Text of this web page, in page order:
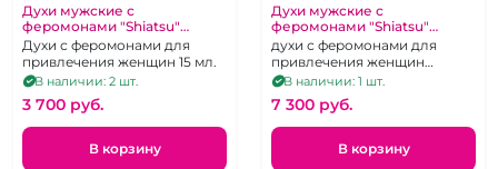
Духи мужские с
феромонами "Shiatsu"
DarkBlue 15 мл.
Духи с феромонами для
привлечения женщин 15 мл.
В наличии: 2 шт.
3 700 pуб.
В корзину
Духи мужские с
феромонами "Shiatsu"
LightBlue 50 мл.
духи с феромонами для
привлечения женщин
Аналог аромата Creed Silver
Mountain wate
В наличии: 1 шт.
7 300 pуб.
В корзину